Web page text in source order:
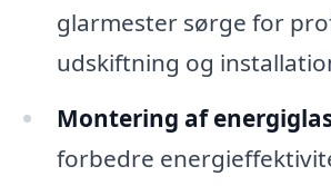
glarmester sørge for
udskiftning og
Montering af
forbedre